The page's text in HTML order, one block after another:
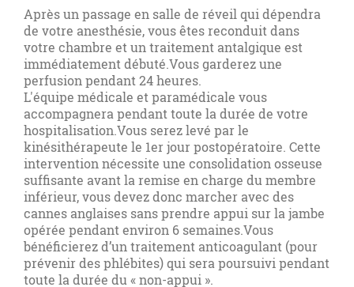
Après un passage en salle de réveil qui dépendra
de votre anesthésie, vous êtes reconduit dans
votre chambre et un traitement antalgique est
immédiatement débuté.Vous garderez une
perfusion pendant 24 heures.
L'équipe médicale et paramédicale vous
accompagnera pendant toute la durée de votre
hospitalisation.Vous serez levé par le
kinésithérapeute le 1er jour postopératoire. Cette
intervention nécessite une consolidation osseuse
suffisante avant la remise en charge du membre
inférieur, vous devez donc marcher avec des
cannes anglaises sans prendre appui sur la jambe
opérée pendant environ 6 semaines.Vous
bénéficierez d’un traitement anticoagulant (pour
prévenir des phlébites) qui sera poursuivi pendant
toute la durée du « non-appui ».